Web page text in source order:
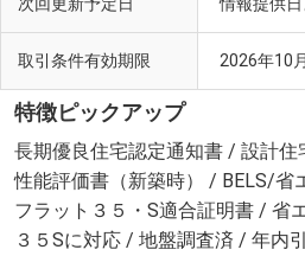
次回更新予定日 情報提供
取引条件有効期限 2026年10
特徴ピックアップ
長期優良住宅認定通知書 / 設計
性能評価書（新築時） / BELS/省
フラット３５・S適合証明書 / 省
３５Sに対応 / 地盤調査済 / 年内